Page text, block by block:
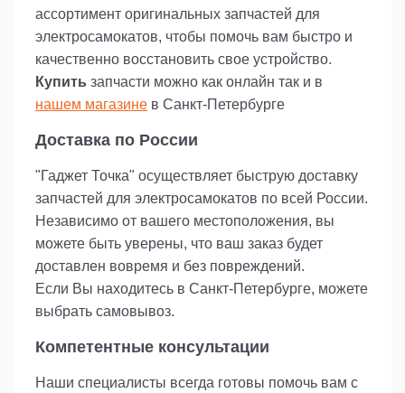
ассортимент оригинальных запчастей для
электросамокатов, чтобы помочь вам быстро и
качественно восстановить свое устройство.
Купить запчасти можно как онлайн так и в
нашем магазине в Санкт-Петербурге
Доставка по России
"Гаджет Точка" осуществляет быструю доставку
запчастей для электросамокатов по всей России.
Независимо от вашего местоположения, вы
можете быть уверены, что ваш заказ будет
доставлен вовремя и без повреждений.
Если Вы находитесь в Санкт-Петербурге, можете
выбрать самовывоз.
Компетентные консультации
Наши специалисты всегда готовы помочь вам с